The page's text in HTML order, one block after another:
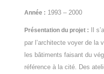
Année : 1993 – 2000
Présentation du projet :
Il
par l’architecte voyer de la
les bâtiments faisant du
référence à la cité. Des